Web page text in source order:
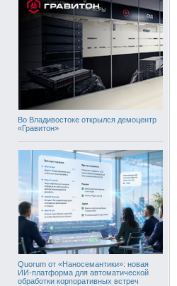
Во Владивостоке открылся демоцентр
«Гравитон»
Quorum от «Наносемантики»: новая
ИИ-платформа для автоматической
обработки корпоративных встреч